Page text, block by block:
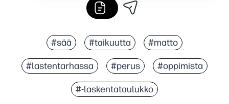
#sää #taikuutta #matto
#lastentarhassa #perus #oppimista
#-laskentataulukko